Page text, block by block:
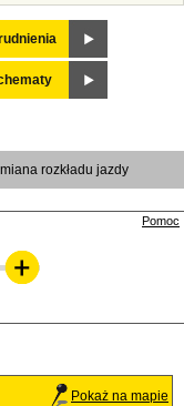
rozkładu jazdy
Pomoc
Pokaż na mapie